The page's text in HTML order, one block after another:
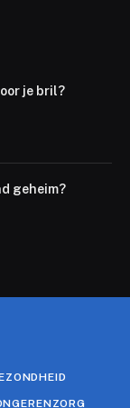
je bril?
geheim?